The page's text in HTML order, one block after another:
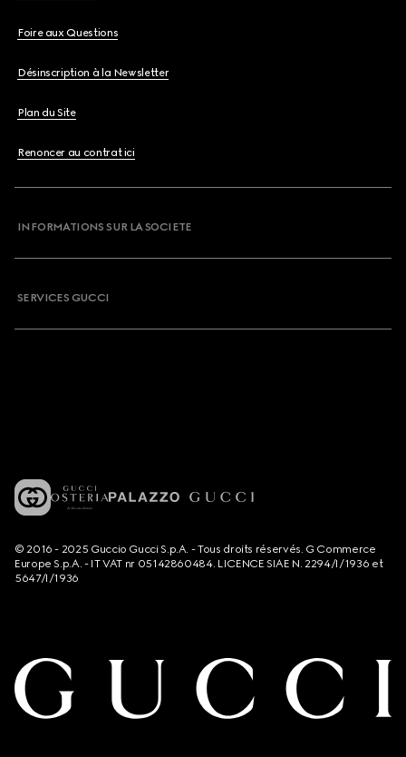
Foire aux Questions
Désinscription à la Newsletter
Plan du Site
Renoncer au contrat ici
INFORMATIONS SUR LA SOCIETE
SERVICES GUCCI
© 2016 - 2025 Guccio Gucci S.p.A. - Tous droits réservés. G Commerce
Europe S.p.A. - IT VAT nr 05142860484. LICENCE SIAE N. 2294/I/1936 et
5647/I/1936